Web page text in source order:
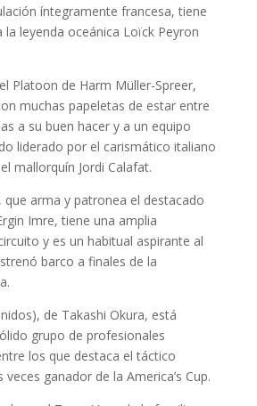
íntegramente francesa, tiene
leyenda oceánica Loïck Peyron
Platoon de Harm Müller-Spreer,
muchas papeletas de estar entre
a su buen hacer y a un equipo
liderado por el carismático italiano
mallorquín Jordi Calafat.
que arma y patronea el destacado
Imre, tiene una amplia
y es un habitual aspirante al
barco a finales de la
de Takashi Okura, está
grupo de profesionales
los que destaca el táctico
veces ganador de la America’s Cup.